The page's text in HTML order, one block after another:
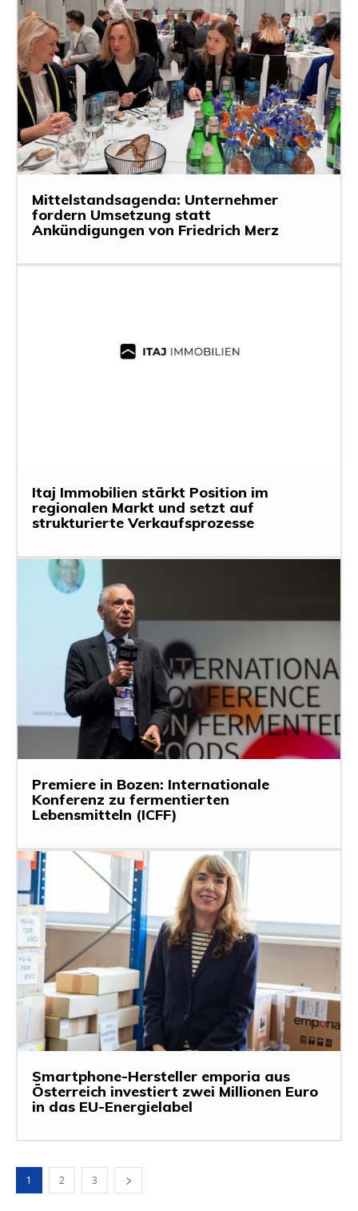
Mittelstandsagenda: Unternehmer
fordern Umsetzung statt
Ankündigungen von Friedrich Merz
Itaj Immobilien stärkt Position im
regionalen Markt und setzt auf
strukturierte Verkaufsprozesse
Premiere in Bozen: Internationale
Konferenz zu fermentierten
Lebensmitteln (ICFF)
Smartphone-Hersteller emporia aus
Österreich investiert zwei Millionen Euro
in das EU-Energielabel
1 2 3